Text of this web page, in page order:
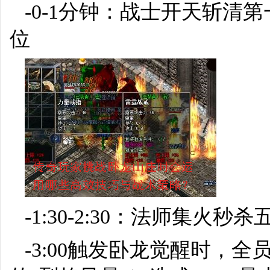
-0-1分钟：战士开天斩清
位
-1:30-2:30：法师集火秒杀
-3:00触发卧龙觉醒时，全